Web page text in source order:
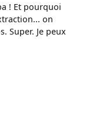
! Et pourquoi
on
Super. Je peux